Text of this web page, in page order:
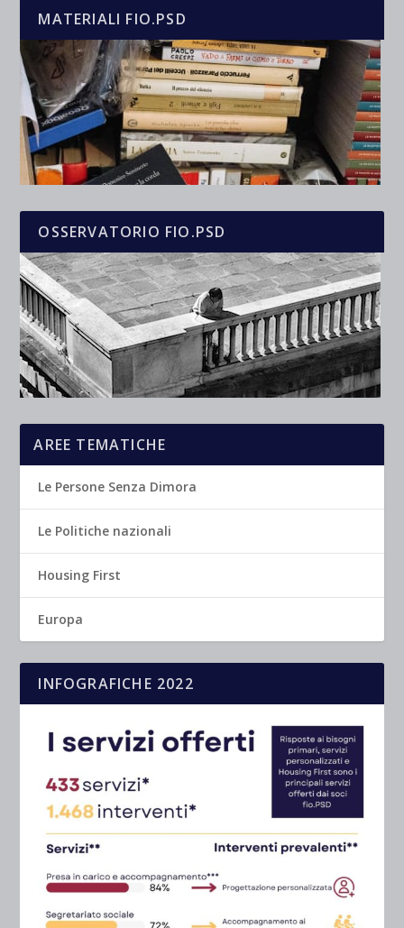
MATERIALI FIO.PSD
OSSERVATORIO FIO.PSD
AREE TEMATICHE
Le Persone Senza Dimora
Le Politiche nazionali
Housing First
Europa
INFOGRAFICHE 2022